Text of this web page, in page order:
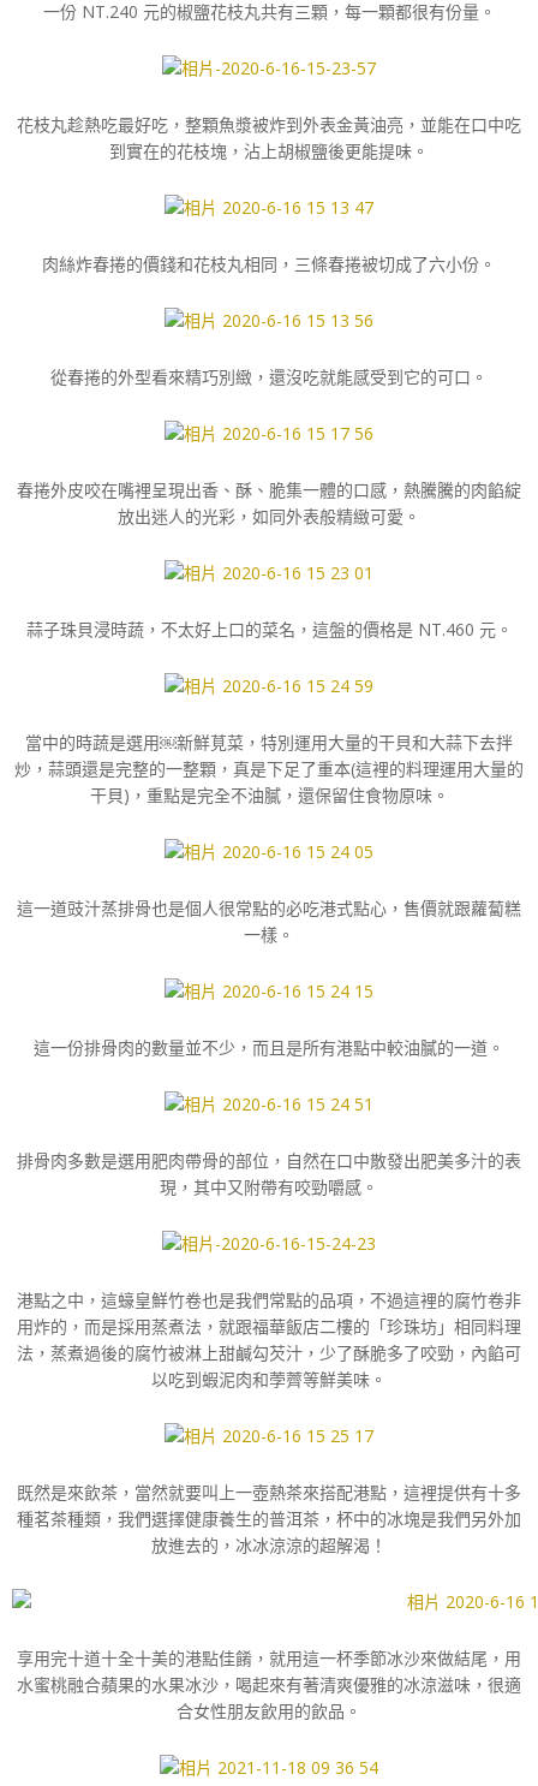
一份 NT.240 元的椒鹽花枝丸共有三顆，每一顆都很有份量。
花枝丸趁熱吃最好吃，整顆魚漿被炸到外表金黃油亮，並能在口中吃
到實在的花枝塊，沾上胡椒鹽後更能提味。
肉絲炸春捲的價錢和花枝丸相同，三條春捲被切成了六小份。
從春捲的外型看來精巧別緻，還沒吃就能感受到它的可口。
春捲外皮咬在嘴裡呈現出香、酥、脆集一體的口感，熱騰騰的肉餡綻
放出迷人的光彩，如同外表般精緻可愛。
蒜子珠貝浸時蔬，不太好上口的菜名，這盤的價格是 NT.460 元。
當中的時蔬是選用￼新鮮莧菜，特別運用大量的干貝和大蒜下去拌
炒，蒜頭還是完整的一整顆，真是下足了重本(這裡的料理運用大量的
干貝)，重點是完全不油膩，還保留住食物原味。
這一道豉汁蒸排骨也是個人很常點的必吃港式點心，售價就跟蘿蔔糕
一樣。
這一份排骨肉的數量並不少，而且是所有港點中較油膩的一道。
排骨肉多數是選用肥肉帶骨的部位，自然在口中散發出肥美多汁的表
現，其中又附帶有咬勁嚼感。
港點之中，這蠔皇鮮竹卷也是我們常點的品項，不過這裡的腐竹卷非
用炸的，而是採用蒸煮法，就跟福華飯店二樓的「珍珠坊」相同料理
法，蒸煮過後的腐竹被淋上甜鹹勾芡汁，少了酥脆多了咬勁，內餡可
以吃到蝦泥肉和荸薺等鮮美味。
既然是來飲茶，當然就要叫上一壺熱茶來搭配港點，這裡提供有十多
種茗茶種類，我們選擇健康養生的普洱茶，杯中的冰塊是我們另外加
放進去的，冰冰涼涼的超解渴！
享用完十道十全十美的港點佳餚，就用這一杯季節冰沙來做結尾，用
水蜜桃融合蘋果的水果冰沙，喝起來有著清爽優雅的冰涼滋味，很適
合女性朋友飲用的飲品。